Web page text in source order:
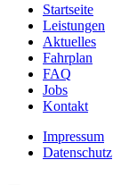
Startseite
Leistungen
Aktuelles
Fahrplan
FAQ
Jobs
Kontakt
Impressum
Datenschutz